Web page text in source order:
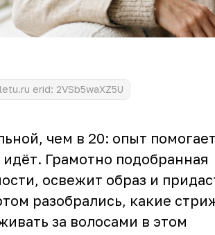
erid: 2VSb5waXZ5U
чем в 20: опыт помогает
Грамотно подобранная
освежит образ и
разобрались, какие
за волосами в этом